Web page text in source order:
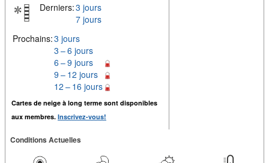
Derniers:3 jours
7 jours
Prochains:3 jours
3 – 6 jours
6 – 9 jours
9 – 12 jours
12 – 16 jours
Cartes de neige à long terme sont disponibles
aux membres. Inscrivez-vous!
Conditions Actuelles